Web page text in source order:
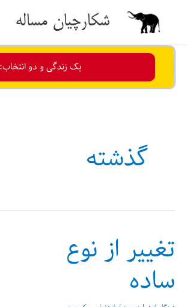
شکارچیان مساله
یک زندگی و دو انتخاب:
گذشته
تغییر از نوع
ساده